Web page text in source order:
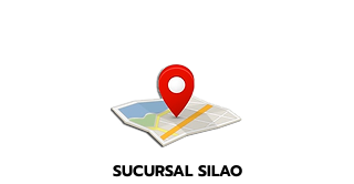
SUCURSAL SILAO